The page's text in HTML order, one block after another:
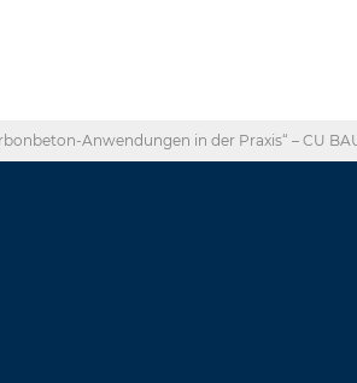
Anwendungen in der Praxis“ – CU